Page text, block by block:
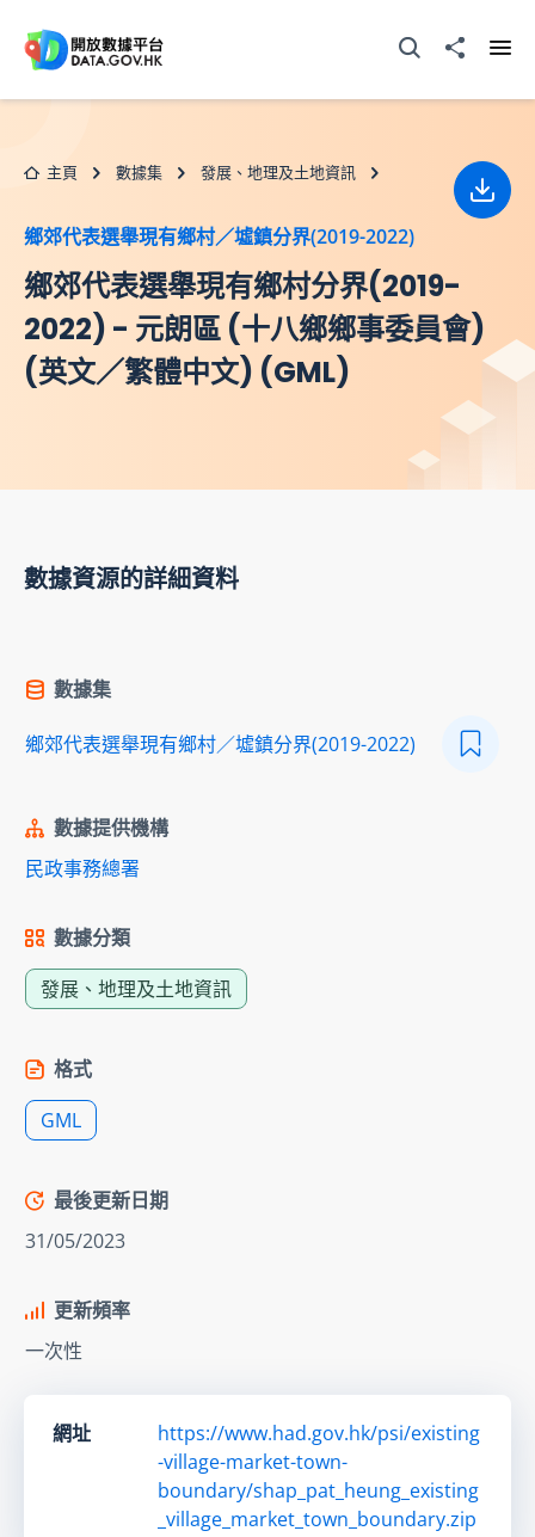
打開搜尋器分享至
主頁 數據集 發展、地理及土地資訊
鄉郊代表選舉現有鄉村／墟鎮分界(2019-2022)
鄉郊代表選舉現有鄉村分界(2019-
2022) - 元朗區 (十八鄉鄉事委員會)
(英文／繁體中文) (GML)
下載
數據資源的詳細資料
數據集
鄉郊代表選舉現有鄉村／墟鎮分界(2019-2022)
數據提供機構
民政事務總署
數據分類
發展、地理及土地資訊
格式
GML
最後更新日期
31/05/2023
更新頻率
一次性
網址
https://www.had.gov.hk/psi/existing
-village-market-town-
boundary/shap_pat_heung_existing
_village_market_town_boundary.zip